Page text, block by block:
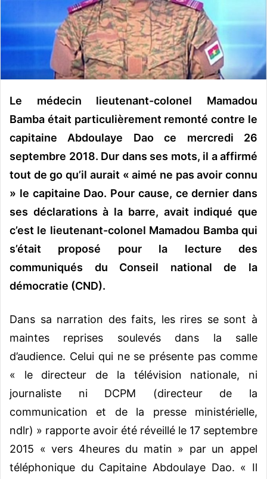
o
u
r
r
i
e
Le médecin lieutenant-colonel Mamadou
Bamba était particulièrement remonté contre le
capitaine Abdoulaye Dao ce mercredi 26
septembre 2018. Dur dans ses mots, il a affirmé
tout de go qu’il aurait « aimé ne pas avoir connu
» le capitaine Dao. Pour cause, ce dernier dans
ses déclarations à la barre, avait indiqué que
c’est le lieutenant-colonel Mamadou Bamba qui
s’était proposé pour la lecture des
communiqués du Conseil national de la
démocratie (CND).
Dans sa narration des faits, les rires se sont à
maintes reprises soulevés dans la salle
d’audience. Celui qui ne se présente pas comme
« le directeur de la télévision nationale, ni
journaliste ni DCPM (directeur de la
communication et de la presse ministérielle,
ndlr) » rapporte avoir été réveillé le 17 septembre
2015 « vers 4heures du matin » par un appel
téléphonique du Capitaine Abdoulaye Dao. « Il